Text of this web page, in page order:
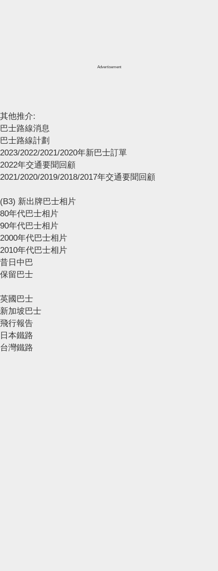
Advertisement
其他推介:
巴士路線消息
巴士路線計劃
2023/2022/2021/2020年新巴士訂單
2022年交通要聞回顧
2021/2020/2019/2018/2017年交通要聞回顧
(B3) 新出牌巴士相片
80年代巴士相片
90年代巴士相片
2000年代巴士相片
2010年代巴士相片
昔日中巴
保留巴士
英國巴士
新加坡巴士
飛行報告
日本鐵路
台灣鐵路